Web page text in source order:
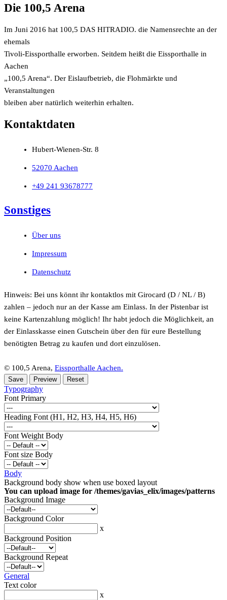
Die 100,5 Arena
Im Juni 2016 hat 100,5 DAS HITRADIO. die Namensrechte an der
ehemals
Tivoli-Eissporthalle erworben. Seitdem heißt die Eissporthalle in
Aachen
„100,5 Arena“. Der Eislaufbetrieb, die Flohmärkte und
Veranstaltungen
bleiben aber natürlich weiterhin erhalten.
Kontaktdaten
Hubert-Wienen-Str. 8
52070 Aachen
+49 241 93678777
Sonstiges
Über uns
Impressum
Datenschutz
Hinweis: Bei uns könnt ihr kontaktlos mit Girocard (D / NL / B)
zahlen – jedoch nur an der Kasse am Einlass. In der Pistenbar ist
keine Kartenzahlung möglich! Ihr habt jedoch die Möglichkeit, an
der Einlasskasse einen Gutschein über den für eure Bestellung
benötigten Betrag zu kaufen und dort einzulösen.
© 100,5 Arena, Eissporthalle Aachen.
Typography
Font Primary
Heading Font (H1, H2, H3, H4, H5, H6)
Font Weight Body
Font size Body
Body
Background body show when use boxed layout
You can upload image for /themes/gavias_elix/images/patterns
Background Image
Background Color
x
Background Position
Background Repeat
General
Text color
x